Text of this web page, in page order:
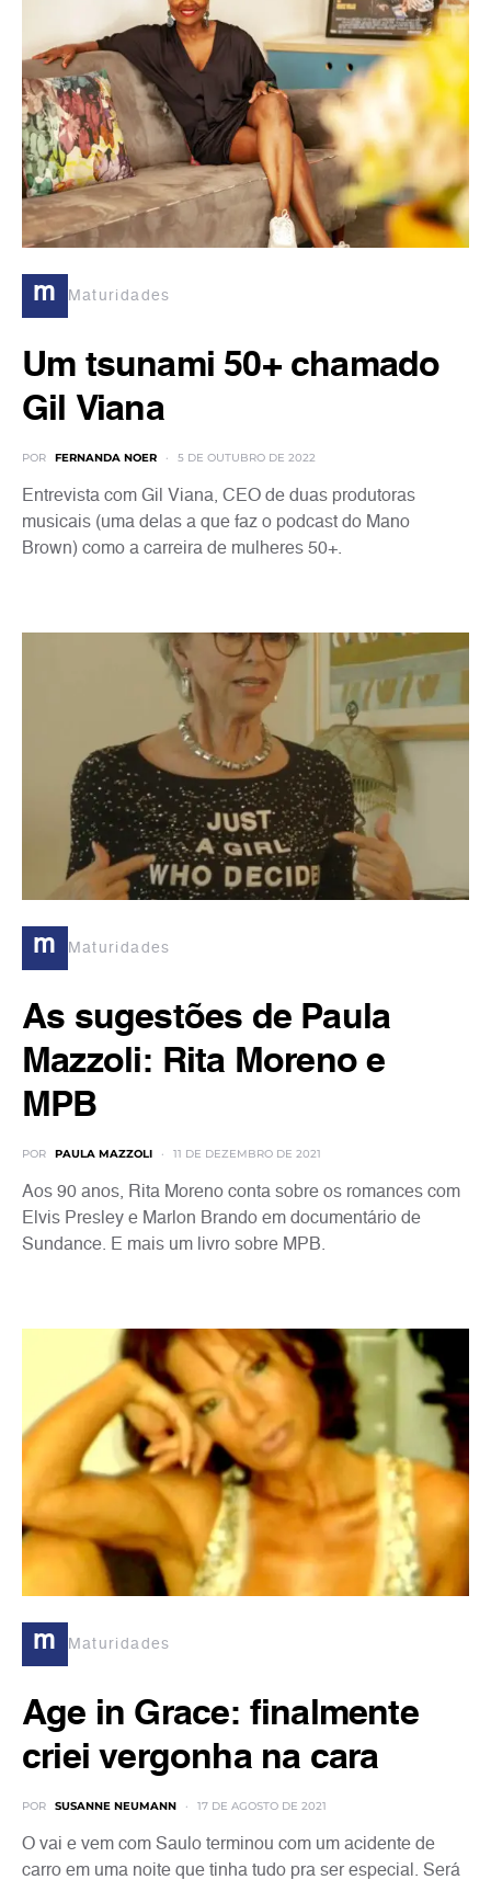
m Maturidades
Um tsunami 50+ chamado
Gil Viana
POR FERNANDA NOER 5 DE OUTUBRO DE 2022
Entrevista com Gil Viana, CEO de duas produtoras
musicais (uma delas a que faz o podcast do Mano
Brown) como a carreira de mulheres 50+.
m Maturidades
As sugestões de Paula
Mazzoli: Rita Moreno e
MPB
POR PAULA MAZZOLI 11 DE DEZEMBRO DE 2021
Aos 90 anos, Rita Moreno conta sobre os romances com
Elvis Presley e Marlon Brando em documentário de
Sundance. E mais um livro sobre MPB.
m Maturidades
Age in Grace: finalmente
criei vergonha na cara
POR SUSANNE NEUMANN 17 DE AGOSTO DE 2021
O vai e vem com Saulo terminou com um acidente de
carro em uma noite que tinha tudo pra ser especial. Será